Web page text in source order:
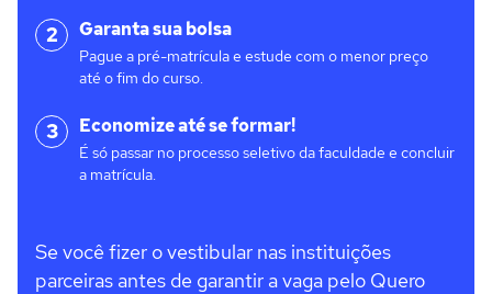
Garanta sua bolsa
2
Pague a pré-matrícula e estude com o menor preço
até o fim do curso.
Economize até se formar!
3
É só passar no processo seletivo da faculdade e concluir
a matrícula.
Se você fizer o vestibular nas instituições
parceiras antes de garantir a vaga pelo Quero